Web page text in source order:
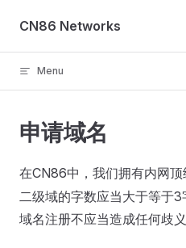
Skip to content
CN86 Networks
Menu
申请域名
在CN86中，我们拥有内网顶
二级域的字数应当大于等于3
域名注册不应当造成任何歧